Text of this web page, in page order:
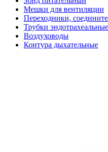
Мешки для вентиляции
Переходники,
Трубки
Воздуховоды
Контура дыхательные